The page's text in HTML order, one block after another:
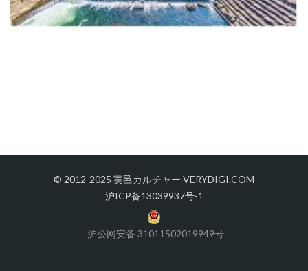
© 2012-2025 実邑カルチャー VERYDIGI.COM
沪ICP备13039937号-1
沪公网安备 31011502019949号